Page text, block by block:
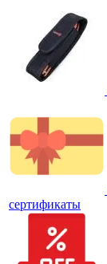
сертификаты